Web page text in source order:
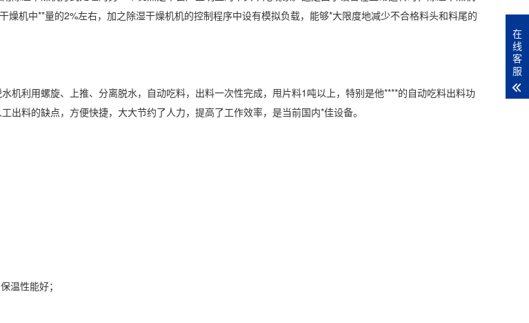
燥机中**量的2%左右，加之除湿干燥机机的控制程序中设有模拟负载，能够*大限度地减少不合格料头和料尾的
利用螺旋、上推、分离脱水，自动吃料，出料一次性完成，甩片料1吨以上，特别是他****的自动吃料出料功
出料的缺点，方便快捷，大大节约了人力，提高了工作效率，是当前国内*佳设备。
性能好；
在
线
客
服